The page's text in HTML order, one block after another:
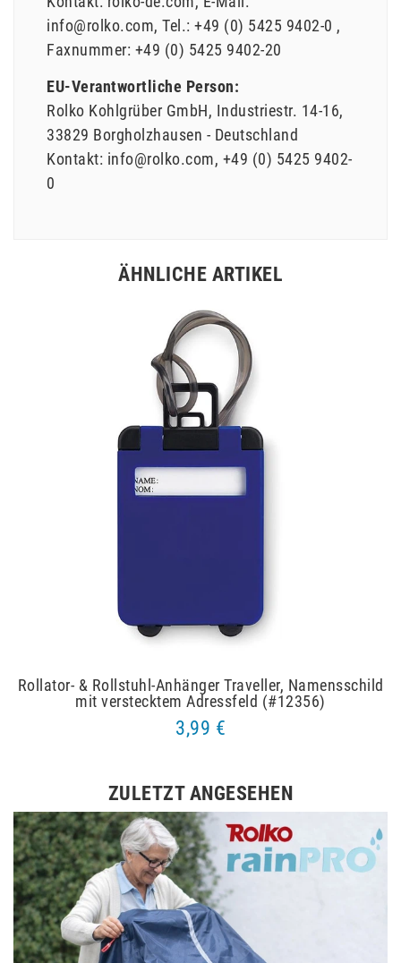
info@rolko.com Tel.: +49 (0) 5425 9402-0
Faxnummer: +49 (0) 5425 9402-20
EU-Verantwortliche Person:
Rolko Kohlgrüber GmbH Industriestr. 14-16
33829 Borgholzhausen
Deutschland
Kontakt: info@rolko.com +49 (0) 5425 9402-
0
ÄHNLICHE ARTIKEL
Rollator- & Rollstuhl-Anhänger Traveller, Namensschild
mit verstecktem Adressfeld (#12356)
3,99 €
ZULETZT ANGESEHEN